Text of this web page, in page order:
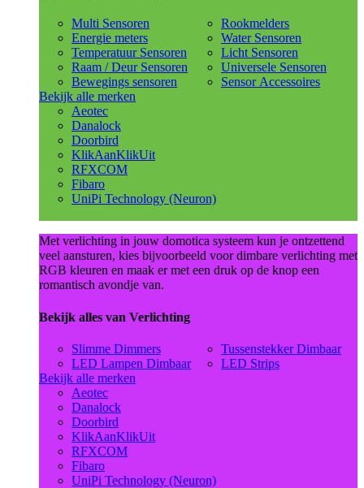
Multi Sensoren
Energie meters
Temperatuur Sensoren
Raam / Deur Sensoren
Bewegings sensoren
Rookmelders
Water Sensoren
Licht Sensoren
Universele Sensoren
Sensor Accessoires
Bekijk alle merken
Aeotec
Danalock
Doorbird
KlikAanKlikUit
RFXCOM
Fibaro
UniPi Technology (Neuron)
Met verlichting in jouw domotica systeem kun je ontzettend
veel aansturen, kies bijvoorbeeld voor dimbare verlichting met
RGB kleuren en maak er met een druk op de knop een
romantisch avondje van.
Bekijk alles van Verlichting
Slimme Dimmers
LED Lampen Dimbaar
Tussenstekker Dimbaar
LED Strips
Bekijk alle merken
Aeotec
Danalock
Doorbird
KlikAanKlikUit
RFXCOM
Fibaro
UniPi Technology (Neuron)